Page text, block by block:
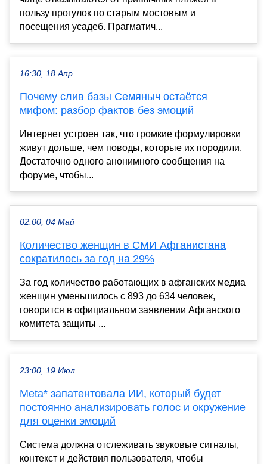
пользу прогулок по старым мостовым и
посещения усадеб. Прагматич...
16:30, 18 Апр
Почему слив базы Семяныч остаётся
мифом: разбор фактов без эмоций
Интернет устроен так, что громкие формулировки
живут дольше, чем поводы, которые их породили.
Достаточно одного анонимного сообщения на
форуме, чтобы...
02:00, 04 Май
Количество женщин в СМИ Афганистана
сократилось за год на 29%
За год количество работающих в афганских медиа
женщин уменьшилось с 893 до 634 человек,
говорится в официальном заявлении Афганского
комитета защиты ...
23:00, 19 Июл
Meta* запатентовала ИИ, который будет
постоянно анализировать голос и окружение
для оценки эмоций
Система должна отслеживать звуковые сигналы,
контекст и действия пользователя, чтобы